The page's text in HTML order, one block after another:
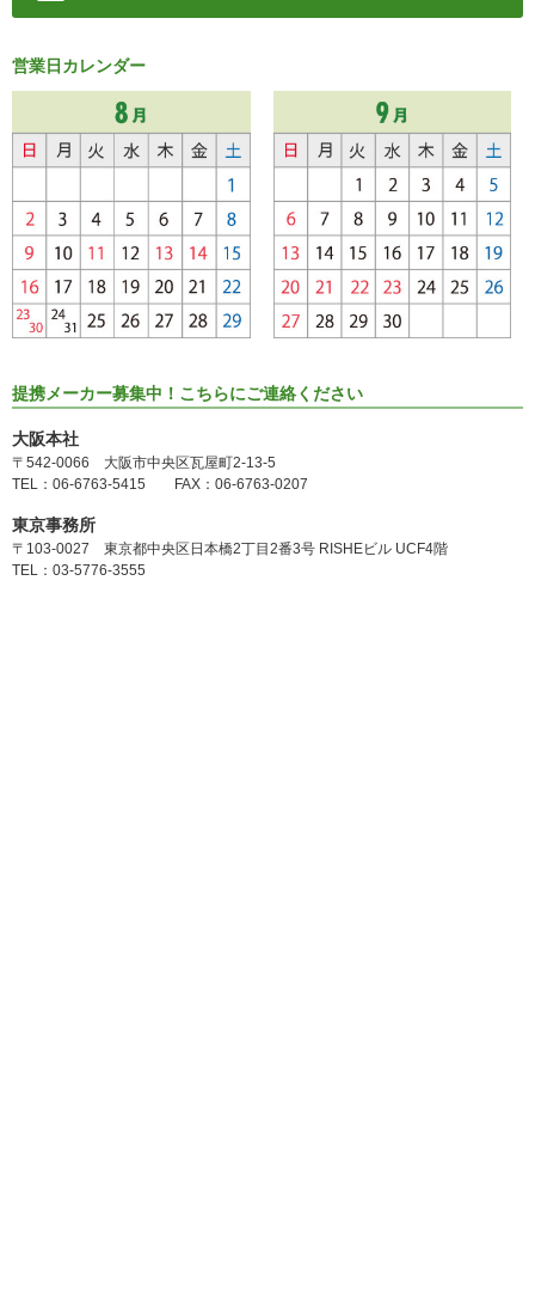
営業日カレンダー
提携メーカー募集中！こちらにご連絡ください
大阪本社
〒542-0066 大阪市中央区瓦屋町2-13-5
TEL：06-6763-5415 FAX：06-6763-0207
東京事務所
〒103-0027 東京都中央区日本橋2丁目2番3号 RISHEビル UCF4階
TEL：03-5776-3555